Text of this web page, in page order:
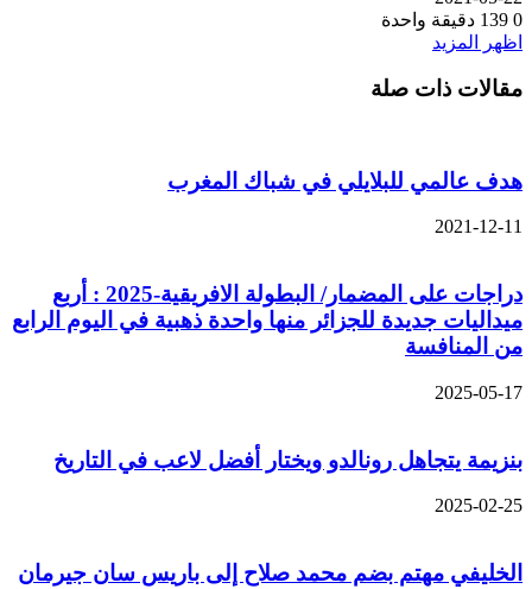
0
دقيقة واحدة
اظهر المزيد
مقالات ذات صلة
هدف عالمي للبلايلي في شباك المغرب
2021-12-11
دراجات على المضمار/ البطولة الافريقية-2025 : أربع
ميداليات جديدة للجزائر منها واحدة ذهبية في اليوم الرابع
من المنافسة
2025-05-17
بنزيمة يتجاهل رونالدو ويختار أفضل لاعب في التاريخ
2025-02-25
الخليفي مهتم بضم محمد صلاح إلى باريس سان جيرمان